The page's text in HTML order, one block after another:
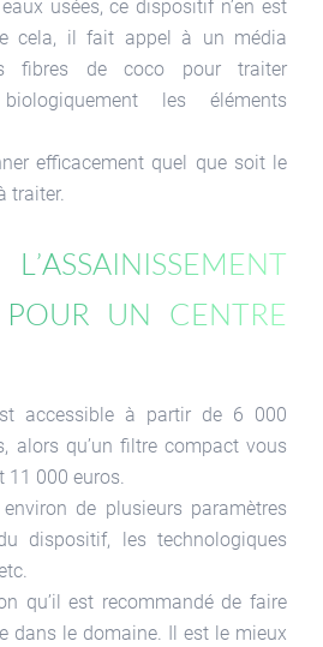
usées, ce dispositif n’en est
cela, il fait appel à un média
fibres de coco pour traiter
les éléments
efficacement quel que soit le
traiter.
un centre
accessible à partir de 6 000
alors qu’un filtre compact vous
11 000 euros.
de plusieurs paramètres
dispositif, les technologiques
qu’il est recommandé de faire
dans le domaine. Il est le mieux